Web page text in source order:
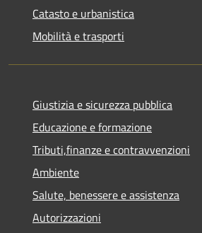
Catasto e urbanistica
Mobilità e trasporti
Giustizia e sicurezza pubblica
Educazione e formazione
Tributi,finanze e contravvenzioni
Ambiente
Salute, benessere e assistenza
Autorizzazioni